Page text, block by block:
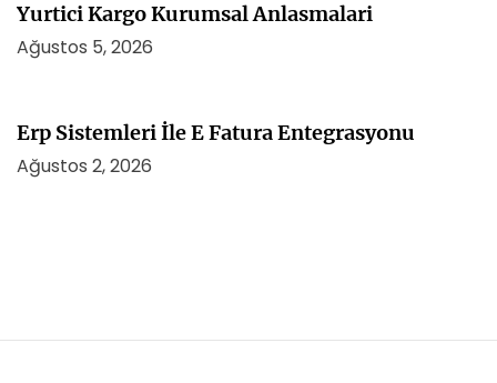
Yurtici Kargo Kurumsal Anlasmalari
Ağustos 5, 2026
Erp Sistemleri İle E Fatura Entegrasyonu
Ağustos 2, 2026